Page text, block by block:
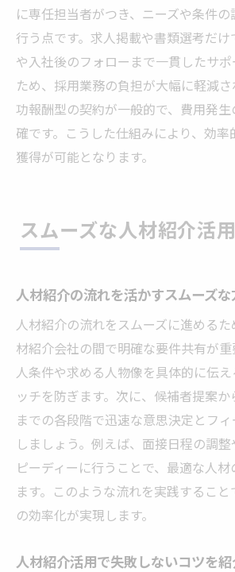
に専任担当者がつき、ニーズや条件の
行う点です。求人掲載や書類選考だ
や入社後のフォローまで一貫したサ
ため、採用業務の負担が大幅に軽減
功報酬型の契約が一般的で、費用発
確です。こうした仕組みにより、効
獲得が可能となります。
スムーズな人材紹介活
人材紹介の流れを活かすスムーズ
人材紹介の流れをスムーズに進める
材紹介会社の間で明確な要件共有が
人条件や求める人物像を具体的に伝
ッチを防ぎます。次に、候補者提案
までの各段階で迅速な意思決定とフ
しましょう。例えば、面接日程の調
ピーディーに行うことで、最適な人材
ます。このような流れを実践するこ
の効率化が実現します。
人材紹介活用で失敗しないコツを